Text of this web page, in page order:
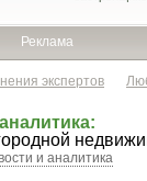
Реклама
экспертов
и аналитика